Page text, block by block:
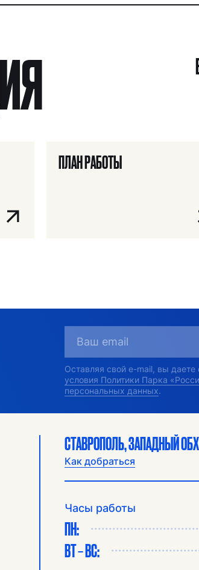
ПЛАН РАБОТЫ
Оставляя свой e-mail, вы
условия Политики Парка
персональных данных.
СТАВРОПОЛЬ, ЗАПАДНЫЙ
Как добраться
Часы работы
ПН:
ВТ – ВС: